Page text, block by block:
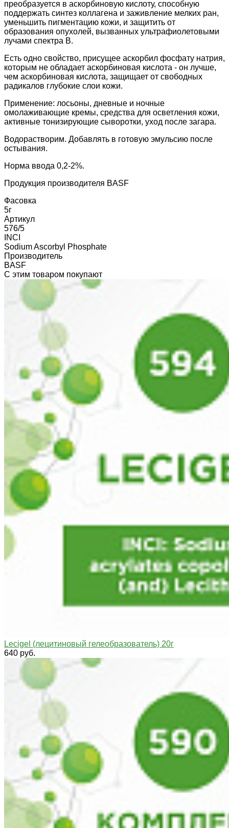
преобразуется в аскорбиновую кислоту, способную
поддержать синтез коллагена и заживление мелких ран,
уменьшить пигментацию кожи, и защитить от
образования опухолей, вызванных ультрафиолетовыми
лучами спектра B.
Есть одно свойство, присущее аскорбил фосфату натрия,
которым не обладает аскорбиновая кислота - он лучше,
чем аскорбиновая кислота, защищает от свободных
радикалов глубокие слои кожи.
Применение: лосьоны, дневные и ночные
омолаживающие кремы, средства для осветления кожи,
активные тонизирующие сыворотки, уход после загара.
Водорастворим. Добавлять в готовую эмульсию после
остывания.
Норма ввода 0,2-2%.
Продукция производителя BASF
Фасовка
5г
Артикул
576/5
INCI
Sodium Ascorbyl Phosphate
Производитель
BASF
С этим товаром покупают
Lecigel (лецитиновый гелеобразователь) 20г
640 руб.